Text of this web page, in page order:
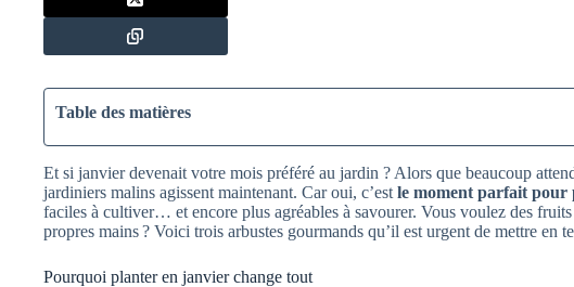
Table des matières
Et si janvier devenait votre mois préféré au jardin ? Alors que beaucoup
jardiniers malins agissent maintenant. Car oui, c’est le moment parfait
faciles à cultiver… et encore plus agréables à savourer. Vous voulez des
propres mains ? Voici trois arbustes gourmands qu’il est urgent de mettre en
Pourquoi planter en janvier change tout